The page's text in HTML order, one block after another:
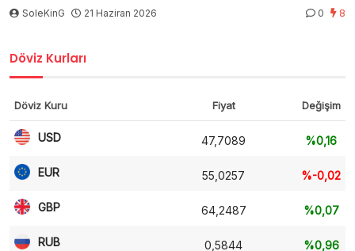
SoleKinG 21 Haziran 2026 0 8
Döviz Kurları
Döviz Kuru Fiyat Değişim
USD 47,7089 %0,16
EUR 55,0257 %-0,02
GBP 64,2487 %0,07
RUB 0,5844 %0,96